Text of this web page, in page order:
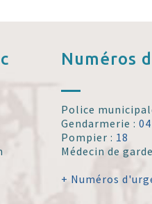
Numéros
Police
Gendarmerie :
Pompier : 18
Médecin de
+ Numéros